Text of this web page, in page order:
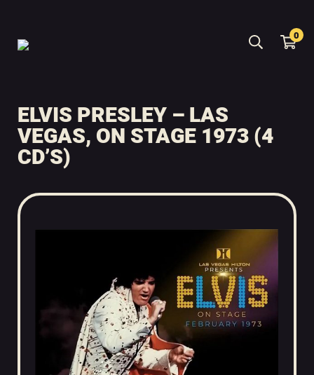
0
ELVIS PRESLEY – LAS
VEGAS, ON STAGE 1973 (4
CD’S)